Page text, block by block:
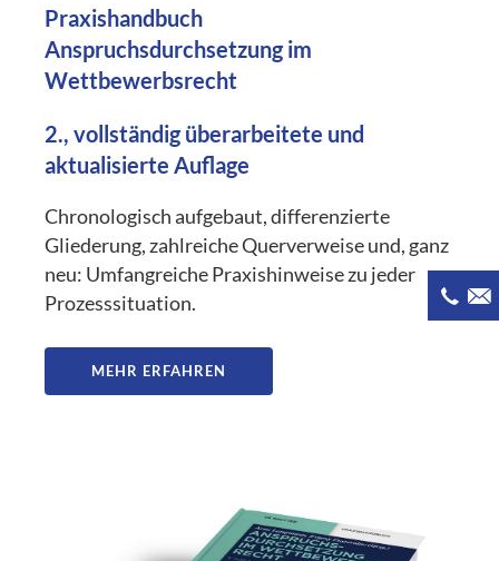
Praxishandbuch
Anspruchsdurchsetzung im
Wettbewerbsrecht
2., vollständig überarbeitete und
aktualisierte Auflage
Chronologisch aufgebaut, differenzierte
Gliederung, zahlreiche Querverweise und, ganz
neu: Umfangreiche Praxishinweise zu jeder
Prozesssituation.
MEHR ERFAHREN